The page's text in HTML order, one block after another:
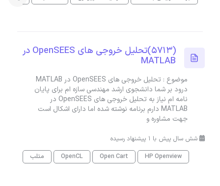
(5713)تحلیل خروجی های OpenSEES در
MATLAB
درود بر شما دانشجوی ارشد مهندسی سازه ام برای پایان
نامه ام نیاز به تحلیل خروجی های OpenSEES در
MATLAB دارم برنامه نوشته شده اما دارای اشکال است
جهت مشاوره و
شش سال پیش با 1 پیشنهاد رسیده
HP Openview
Open Cart
OpenCL متلب